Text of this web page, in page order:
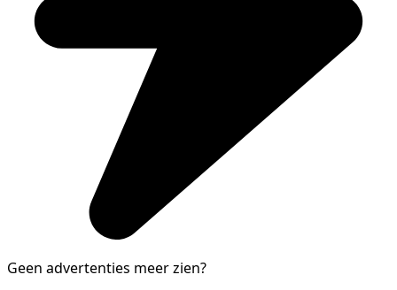
Geen advertenties meer zien?